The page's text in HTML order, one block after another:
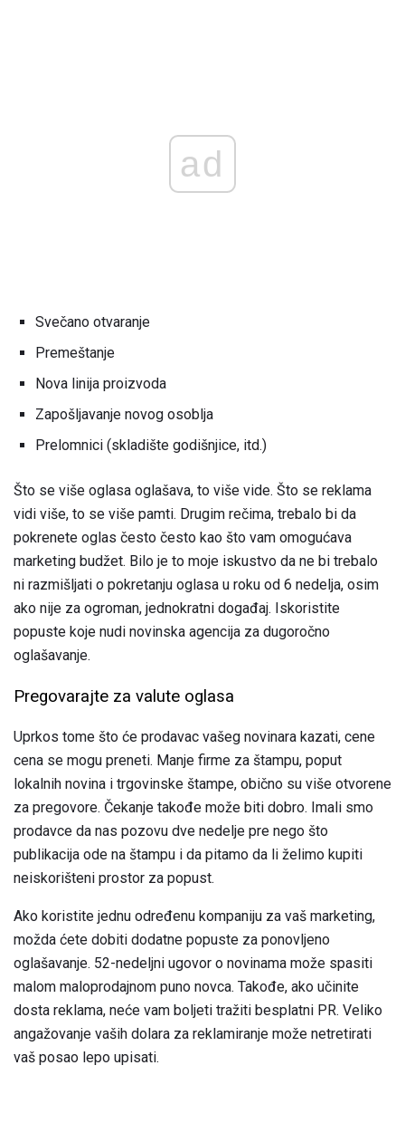
ad
Svečano otvaranje
Premeštanje
Nova linija proizvoda
Zapošljavanje novog osoblja
Prelomnici (skladište godišnjice, itd.)
Što se više oglasa oglašava, to više vide. Što se reklama
vidi više, to se više pamti. Drugim rečima, trebalo bi da
pokrenete oglas često često kao što vam omogućava
marketing budžet. Bilo je to moje iskustvo da ne bi trebalo
ni razmišljati o pokretanju oglasa u roku od 6 nedelja, osim
ako nije za ogroman, jednokratni događaj. Iskoristite
popuste koje nudi novinska agencija za dugoročno
oglašavanje.
Pregovarajte za valute oglasa
Uprkos tome što će prodavac vašeg novinara kazati, cene
cena se mogu preneti. Manje firme za štampu, poput
lokalnih novina i trgovinske štampe, obično su više otvorene
za pregovore. Čekanje takođe može biti dobro. Imali smo
prodavce da nas pozovu dve nedelje pre nego što
publikacija ode na štampu i da pitamo da li želimo kupiti
neiskorišteni prostor za popust.
Ako koristite jednu određenu kompaniju za vaš marketing,
možda ćete dobiti dodatne popuste za ponovljeno
oglašavanje. 52-nedeljni ugovor o novinama može spasiti
malom maloprodajnom puno novca. Takođe, ako učinite
dosta reklama, neće vam boljeti tražiti besplatni PR. Veliko
angažovanje vaših dolara za reklamiranje može netretirati
vaš posao lepo upisati.